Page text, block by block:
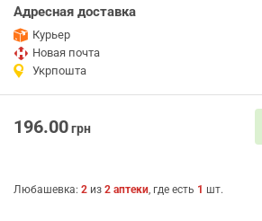
Адресная доставка
Курьер
Новая почта
Укрпошта
196.00грн
Любашевка: 2 из 2 аптеки, где есть 1 шт.